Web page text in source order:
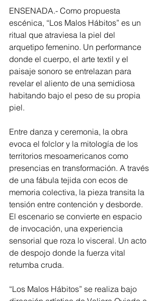
ENSENADA.- Como propuesta
escénica, “Los Malos Hábitos” es un
ritual que atraviesa la piel del
arquetipo femenino. Un performance
donde el cuerpo, el arte textil y el
paisaje sonoro se entrelazan para
revelar el aliento de una semidiosa
habitando bajo el peso de su propia
piel.
Entre danza y ceremonia, la obra
evoca el folclor y la mitología de los
territorios mesoamericanos como
presencias en transformación. A través
de una fábula tejida con ecos de
memoria colectiva, la pieza transita la
tensión entre contención y desborde.
El escenario se convierte en espacio
de invocación, una experiencia
sensorial que roza lo visceral. Un acto
de despojo donde la fuerza vital
retumba cruda.
“Los Malos Hábitos” se realiza bajo